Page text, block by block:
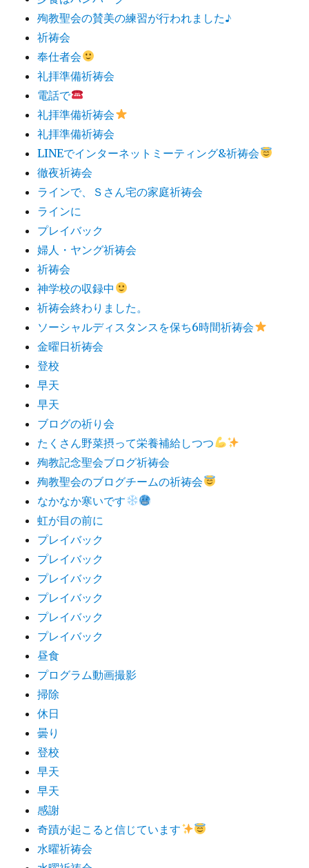
殉教聖会の賛美の練習が行われました♪
祈祷会
奉仕者会
礼拝準備祈祷会
電話で
礼拝準備祈祷会
礼拝準備祈祷会
LINEでインターネットミーティング&祈祷会
徹夜祈祷会
ラインで、Ｓさん宅の家庭祈祷会
ラインに
プレイバック
婦人・ヤング祈祷会
祈祷会
神学校の収録中
祈祷会終わりました。
ソーシャルディスタンスを保ち6時間祈祷会
金曜日祈祷会
登校
早天
早天
ブログの祈り会
たくさん野菜摂って栄養補給しつつ
殉教記念聖会ブログ祈祷会
殉教聖会のブログチームの祈祷会
なかなか寒いです
虹が目の前に
プレイバック
プレイバック
プレイバック
プレイバック
プレイバック
プレイバック
昼食
プログラム動画撮影
掃除
休日
曇り
登校
早天
早天
感謝
奇蹟が起こると信じています
水曜祈祷会